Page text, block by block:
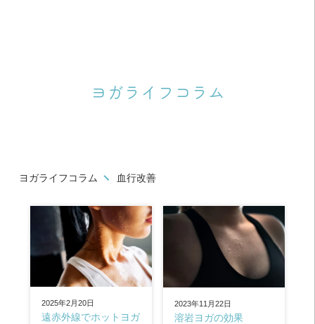
ヨガライフコラム
ヨガライフコラム 血行改善
2025年2月20日
遠赤外線でホットヨガ
2023年11月22日
溶岩ヨガの効果